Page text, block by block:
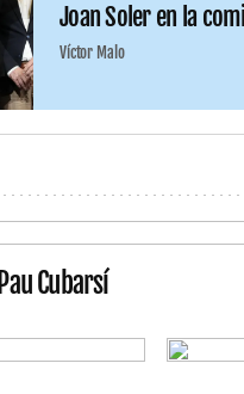
Joan Soler en la
Víctor Malo
Pau Cubarsí